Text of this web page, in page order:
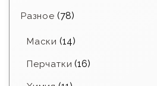
Разное (78)
Маски (14)
Перчатки (16)